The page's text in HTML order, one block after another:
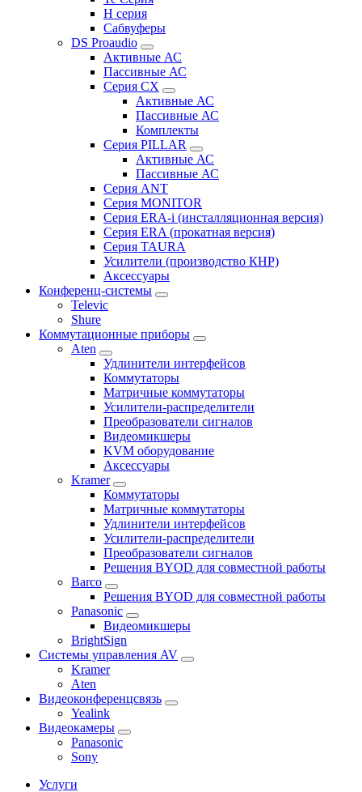
H серия
Сабвуферы
DS Proaudio
Активные АС
Пассивные АС
Серия CX
Активные АС
Пассивные АС
Комплекты
Серия PILLAR
Активные АС
Пассивные АС
Серия ANT
Серия MONITOR
Серия ERA-i (инсталляционная версия)
Серия ERA (прокатная версия)
Серия TAURA
Усилители (производство КНР)
Аксессуары
Конференц-системы
Televic
Shure
Коммутационные приборы
Aten
Удлинители интерфейсов
Коммутаторы
Матричные коммутаторы
Усилители-распределители
Преобразователи сигналов
Видеомикшеры
KVM оборудование
Аксессуары
Kramer
Коммутаторы
Матричные коммутаторы
Удлинители интерфейсов
Усилители-распределители
Преобразователи сигналов
Решения BYOD для совместной работы
Barco
Решения BYOD для совместной работы
Panasonic
Видеомикшеры
BrightSign
Системы управления AV
Kramer
Aten
Видеоконференцсвязь
Yealink
Видеокамеры
Panasonic
Sony
Услуги